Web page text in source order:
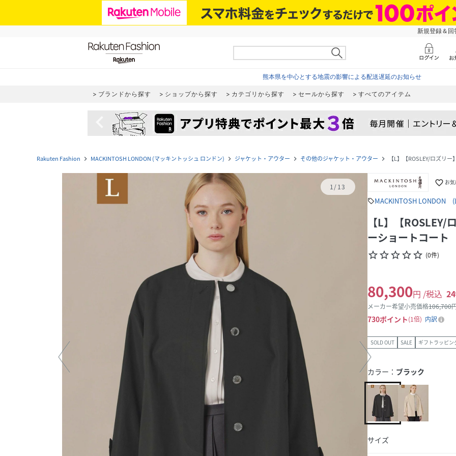
新規登録＆
熊本県を中心とする地震の影響による配送遅延のお知らせ
ブランドから探す ショップから探す カテゴリから探す セールから探す すべてのアイテム
Rakuten Fashion navigate_next MACKINTOSH LONDON (マッキントッシュ ロンドン) navigate_next ジャケット・アウター navigate_next その他のジャケット・アウター navigate_next 【L】【ROSLEY/ロズリ
1/13 favorite_border お
sellMACKINTOSH LONDON
【L】【ROSLEY/
ーショートコート
star_borderstar_borderstar_borderstar_borderstar_border (0件)
80,300円 /税込 24
メーカー希望小売価格106,700
730ポイント 1倍 内訳
SOLD OUT SALE ギフトラッピン
カラー： ブラック
サイズ